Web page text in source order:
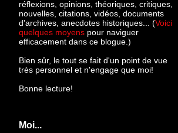
réflexions, opinions, théoriques, critiques,
nouvelles, citations, vidéos, documents
d'archives, anecdotes historiques... (Voici
quelques moyens pour naviguer
efficacement dans ce blogue.)
Bien sûr, le tout se fait d'un point de vue
très personnel et n'engage que moi!
Bonne lecture!
Moi...